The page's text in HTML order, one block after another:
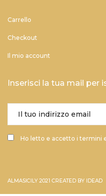
Carrello
Checkout
Il mio account
Inserisci la tua mail per
Ho letto e accetto i termini
ALMASICILY 2021 CREATED BY IDEAD